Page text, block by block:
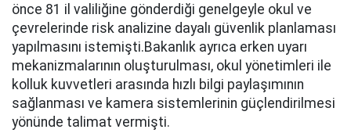
önce 81 il valiliğine gönderdiği genelgeyle okul ve
çevrelerinde risk analizine dayalı güvenlik planlaması
yapılmasını istemişti.Bakanlık ayrıca erken uyarı
mekanizmalarının oluşturulması, okul yönetimleri ile
kolluk kuvvetleri arasında hızlı bilgi paylaşımının
sağlanması ve kamera sistemlerinin güçlendirilmesi
yönünde talimat vermişti.